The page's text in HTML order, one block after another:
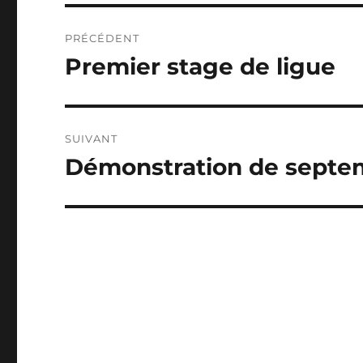
de
PRÉCÉDENT
Publication
Premier stage de ligue
SUIVANT
Publication
Démonstration de